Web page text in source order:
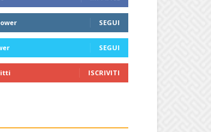
SEGUI
SEGUI
ISCRIVITI